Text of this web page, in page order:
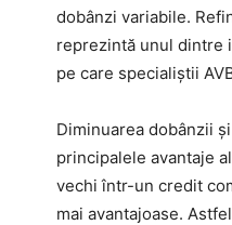
dobânzi variabile.
reprezintă unul dintre
pe care specialiștii
Diminuarea dobânzii
principalele avantaje
vechi într-un credit
mai avantajoase.